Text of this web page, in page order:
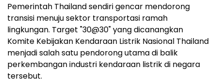
Pemerintah Thailand sendiri gencar mendorong
transisi menuju sektor transportasi ramah
lingkungan. Target "30@30" yang dicanangkan
Komite Kebijakan Kendaraan Listrik Nasional Thailand
menjadi salah satu pendorong utama di balik
perkembangan industri kendaraan listrik di negara
tersebut.